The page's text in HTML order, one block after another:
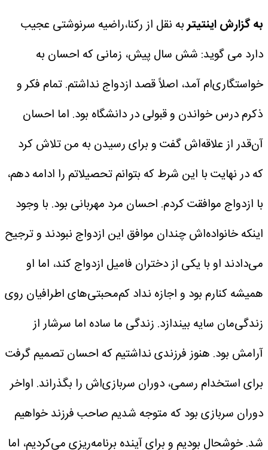
به گزارش اینتیتربه نقل از رکنا،راضیه سرنوشتی عجیب
دارد می گوید: شش سال پیش، زمانی که احسان به
خواستگاری‌ام آمد، اصلاً قصد ازدواج نداشتم. تمام فکر و
ذکرم درس خواندن و قبولی در دانشگاه بود. اما احسان
آن‌قدر از علاقه‌اش گفت و برای رسیدن به من تلاش کرد
که در نهایت با این شرط که بتوانم تحصیلاتم را ادامه دهم،
با ازدواج موافقت کردم. احسان مرد مهربانی بود. با وجود
اینکه خانواده‌اش چندان موافق این ازدواج نبودند و ترجیح
می‌دادند او با یکی از دختران فامیل ازدواج کند، اما او
همیشه کنارم بود و اجازه نداد کم‌محبتی‌های اطرافیان روی
زندگی‌مان سایه بیندازد. زندگی ما ساده اما سرشار از
آرامش بود. هنوز فرزندی نداشتیم که احسان تصمیم گرفت
برای استخدام رسمی، دوران سربازی‌اش را بگذراند. اواخر
دوران سربازی بود که متوجه شدیم صاحب فرزند خواهیم
شد. خوشحال بودیم و برای آینده برنامه‌ریزی می‌کردیم، اما